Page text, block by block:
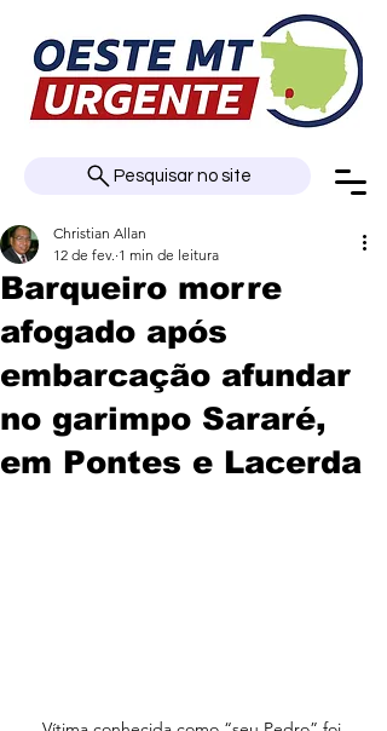
Pesquisar no site
Barqueiro morre
afogado após
embarcação afundar
no garimpo Sararé,
em Pontes e Lacerda
Christian Allan
12 de fev. 1 min de leitura